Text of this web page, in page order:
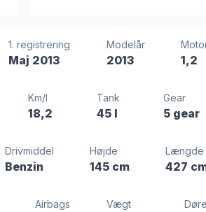
1. registrering
Maj 2013
Modelår
2013 1,2
Km/l
18,2
Tank
45 l
Gear
5 gear
Drivmiddel
Benzin
Højde
145 cm
Længde
427
Airbags Vægt